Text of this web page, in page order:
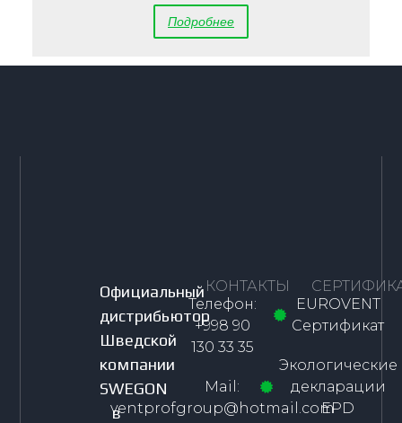
Подробнее
Официальный
дистрибьютор
Шведской
компании
SWEGON
в
КОНТАКТЫ
Телефон:
+998 90
130 33 35
Mail:
ventprofgroup@hotmail.com
EUROVENT
Сертификат
Экологические
декларации
EPD